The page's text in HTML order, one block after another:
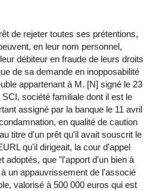
de rejeter toutes ses prétentions,
en leur nom personnel,
débiteur en fraude de leurs droits
de sa demande en inopposabilité
appartenant à M. [N] signé le 23
société familiale dont il est le
assigné par la banque le 11 avril
en qualité de caution
titre d'un prêt qu'il avait souscrit le
qu'il dirigeait, la cour d'appel
adoptés, que "l'apport d'un bien à
un appauvrissement de l'associé
valorisé à 500 000 euros qui est